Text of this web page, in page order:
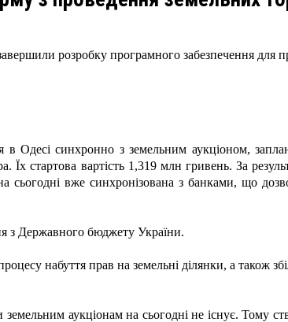
розробку програмного забезпечення для
в Одесі синхронно з земельним аукціоном,
Їх стартова вартість 1,319 млн гривень. За
вже синхронізована з банками, що
з Державного бюджету України.
набуття прав на земельні ділянки, а також
аукціонам на сьогодні не існує. Тому